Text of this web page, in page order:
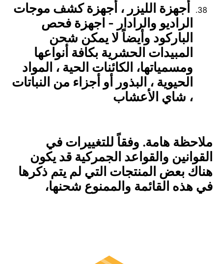
أجهزة الليزر ، أجهزة كشف موجات
الراديو والرادار - اجهزة فحص
الباركود وأيضاً لا يمكن شحن
المبيدات الحشرية بكافة أنواعها
ومسمياتها، الكائنات الحية ، المواد
الحيوية ، البذور أو أجزاء من النباتات
، شاي الأعشاب
ملاحظة هامة. وفقاً للتغييرات في
القوانين والقواعد الجمركية قد يكون
هناك بعض المنتجات التي لم يتم ذكرها
في هذه القائمة والممنوع شحنها،